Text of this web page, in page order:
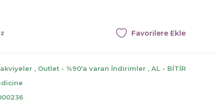
, Outlet - %90'a varan İndirimler ,AL - BİTİR